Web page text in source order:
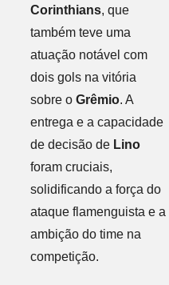
Corinthians, que
também teve uma
atuação notável com
dois gols na vitória
sobre o Grêmio. A
entrega e a capacidade
de decisão de Lino
foram cruciais,
solidificando a força do
ataque flamenguista e a
ambição do time na
competição.